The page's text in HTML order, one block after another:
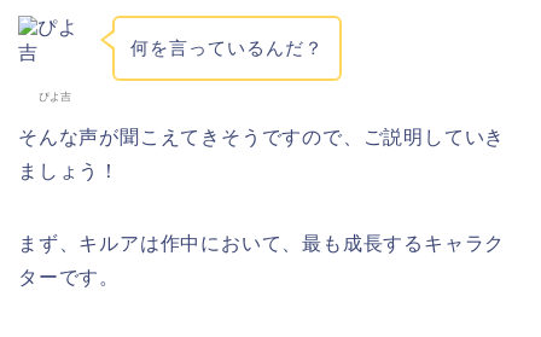
ぴよ吉
何を言っているんだ？
そんな声が聞こえてきそうですので、ご説明していき
ましょう！
まず、キルアは作中において、最も成長するキャラク
ターです。